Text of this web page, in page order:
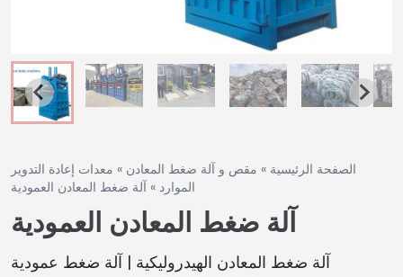
الصفحة الرئيسية » مقص و آلة ضغط المعادن » معدات إعادة التدوير
الموارد »آلة ضغط المعادن العمودية
آلة ضغط المعادن العمودية
آلة ضغط المعادن الهيدروليكية | آلة ضغط عمودية